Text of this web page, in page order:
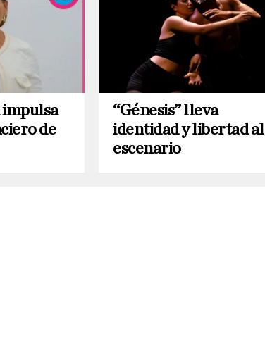
impulsa
de
“Génesis” lleva
identidad y libertad al
escenario